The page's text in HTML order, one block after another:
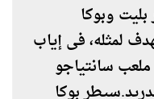
وبوكا
لمثله، فى إياب
ملعب سانتياجو
بوكا